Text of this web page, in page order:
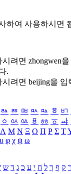
하여 사용하시면
시려면 zhongwen을
.
시려면 beijing을 입
ㅬ ㅭ ㅮ ㅯ ㅰ ㅱ ㅲ
ㆁ ㆂ ㆃ ㆄ ㆅ ㆆ ㆇ
Λ Μ Ν Ξ Ο Π Ρ Σ Τ
υ φ χ ψ ω
ר ק ף ך ל ח י ע כ ג ד ש